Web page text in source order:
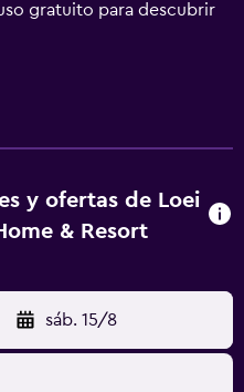
gratuito para descubrir
cada habitación
terraza con vistas al
de traslado de pago para
y ofertas de Loei
& Resort
sáb. 15/8